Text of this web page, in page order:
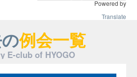
Powered by
Translate
例会一覧
E-club of HYOGO